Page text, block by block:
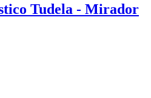
Tudela - Mirador